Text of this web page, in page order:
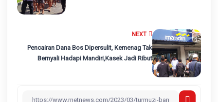
NEXT
Pencairan Dana Bos Dipersulit, Kemenag Tak
Bernyali Hadapi Mandiri,Kasek Jadi Ribut